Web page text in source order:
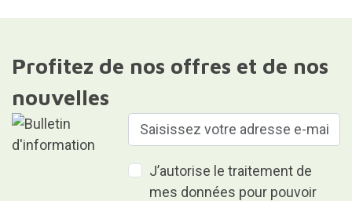
Profitez de nos offres et de nos
nouvelles
J’autorise le traitement de
mes données pour pouvoir